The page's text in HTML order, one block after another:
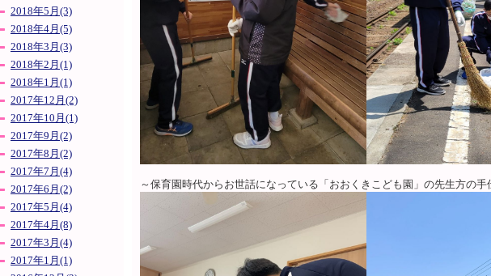
2018年5月(3)
2018年4月(5)
2018年3月(3)
2018年2月(1)
2018年1月(1)
2017年12月(2)
2017年10月(1)
2017年9月(2)
2017年8月(2)
2017年7月(4)
2017年6月(2)
2017年5月(4)
2017年4月(8)
2017年3月(4)
2017年1月(1)
～保育園時代からお世話になっている「おおくきこども園」の先生方の手